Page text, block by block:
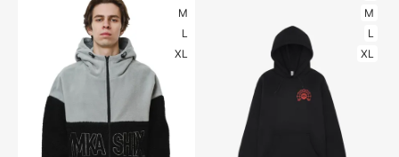
M
L
XL
M
L
XL